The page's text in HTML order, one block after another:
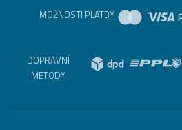
MOŽNOSTI PLATBY
DOPRAVNÍ
METODY